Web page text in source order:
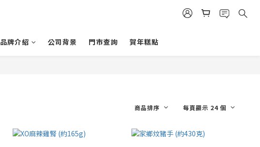
品牌介紹 公司背景 門市查詢 賀年糕點
商品排序 每頁顯示 24 個